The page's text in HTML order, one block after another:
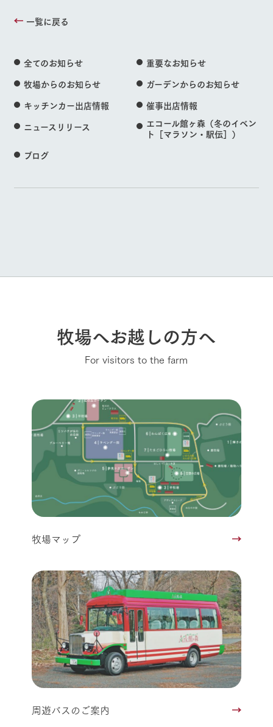
一覧に戻る
全てのお知らせ
重要なお知らせ
牧場からのお知らせ
ガーデンからのお知らせ
キッチンカー出店情報
催事出店情報
ニュースリリース
エコール館ヶ森（冬のイベン
ト［マラソン・駅伝］）
ブログ
牧場へお越しの方へ
For visitors to the farm
牧場マップ
周遊バスのご案内